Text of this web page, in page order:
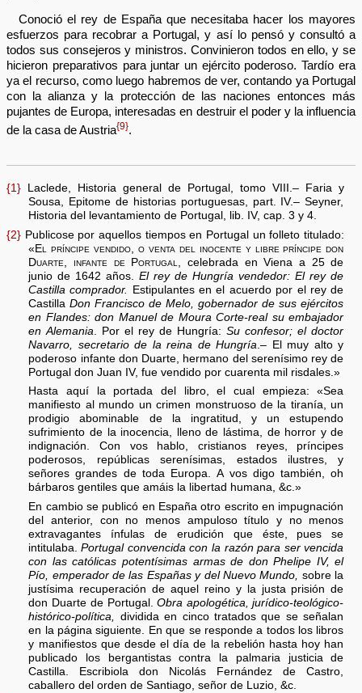
Conoció el rey de España que necesitaba hacer los mayores
esfuerzos para recobrar a Portugal, y así lo pensó y consultó a
todos sus consejeros y ministros. Convinieron todos en ello, y se
hicieron preparativos para juntar un ejército poderoso. Tardío era
ya el recurso, como luego habremos de ver, contando ya Portugal
con la alianza y la protección de las naciones entonces más
pujantes de Europa, interesadas en destruir el poder y la influencia
de la casa de Austria{9}.
{1} Laclede, Historia general de Portugal, tomo VIII.– Faria y
Sousa, Epitome de historias portuguesas, part. IV.– Seyner,
Historia del levantamiento de Portugal, lib. IV, cap. 3 y 4.
{2} Publicose por aquellos tiempos en Portugal un folleto titulado:
«El príncipe vendido, o venta del inocente y libre príncipe don
Duarte, infante de Portugal
, celebrada en Viena a 25 de
junio de 1642 años.El rey de Hungría vendedor: El rey de
Castilla comprador.
Estipulantes en el acuerdo por el rey de
CastillaDon Francisco de Melo, gobernador de sus ejércitos
en Flandes: don Manuel de Moura Corte-real su embajador
en Alemania . Por el rey de Hungría:Su confesor; el doctor
Navarro, secretario de la reina de Hungría .– El muy alto y
poderoso infante don Duarte, hermano del serenísimo rey de
Portugal don Juan IV, fue vendido por cuarenta mil risdales.»
Hasta aquí la portada del libro, el cual empieza: «Sea
manifiesto al mundo un crimen monstruoso de la tiranía, un
prodigio abominable de la ingratitud, y un estupendo
sufrimiento de la inocencia, lleno de lástima, de horror y de
indignación. Con vos hablo, cristianos reyes, príncipes
poderosos, repúblicas serenísimas, estados ilustres, y
señores grandes de toda Europa. A vos digo también, oh
bárbaros gentiles que amáis la libertad humana, &c.»
En cambio se publicó en España otro escrito en impugnación
del anterior, con no menos ampuloso título y no menos
extravagantes ínfulas de erudición que éste, pues se
intitulaba.Portugal convencida con la razón para ser vencida
con las católicas potentísimas armas de don Phelipe IV, el
Pío, emperador de las Españas y del Nuevo Mundo, sobre la
justísima recuperación de aquel reino y la justa prisión de
don Duarte de Portugal.Obra apologética, jurídico-teológico-
histórico-política, dividida en cinco tratados que se señalan
en la página siguiente. En que se responde a todos los libros
y manifiestos que desde el día de la rebelión hasta hoy han
publicado los bergantistas contra la palmaria justicia de
Castilla. Escribiola don Nicolás Fernández de Castro,
caballero del orden de Santiago, señor de Luzio, &c.